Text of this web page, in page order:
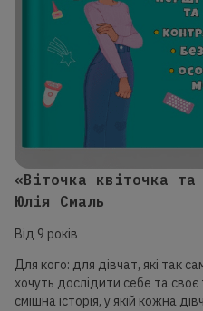
«Віточка квіточка
Юлія Смаль
Від 9 років
Для кого: для дівчат, які так
хочуть дослідити себе та своє
смішна історія, у якій кожна